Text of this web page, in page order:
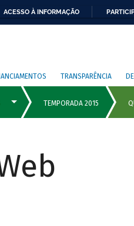
ACESSO À INFORMAÇÃO
TRANSPARÊNCIA